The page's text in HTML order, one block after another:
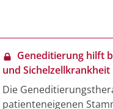
Geneditierung hilft
und Sichelzellkrankheit
Die
patienteneigenen